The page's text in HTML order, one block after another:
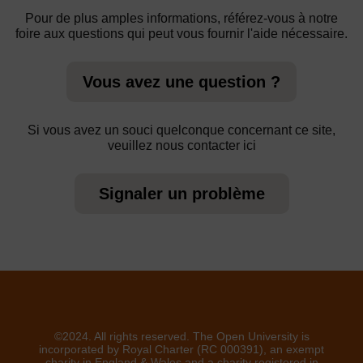
Pour de plus amples informations, référez-vous à notre
foire aux questions qui peut vous fournir l'aide nécessaire.
Vous avez une question ?
Si vous avez un souci quelconque concernant ce site,
veuillez nous contacter ici
Signaler un problème
©2024. All rights reserved. The Open University is
incorporated by Royal Charter (RC 000391), an exempt